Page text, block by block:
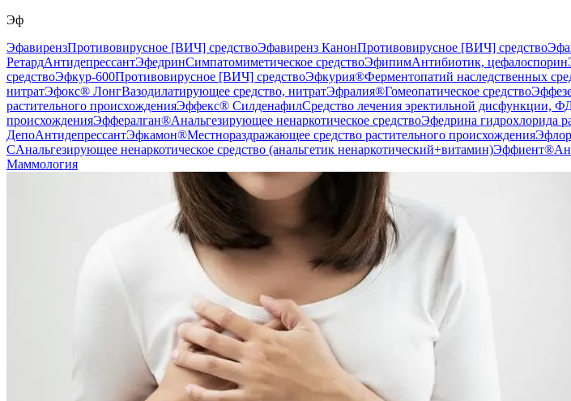
Эф
ЭфавирензПротивовирусное [ВИЧ] средствоЭфавиренз КанонПротивовирусное [ВИЧ] средство
РетардАнтидепрессантЭфедринСимпатомиметическое средствоЭфипимАнтибиотик, цефалоспорин
средствоЭфкур-600Противовирусное [ВИЧ] средствоЭфкурия®Ферментопатий наследственных
нитратЭфокс® ЛонгВазодилатирующее средство, нитратЭфралия®Гомеопатическое средство
растительного происхожденияЭффекс® СилденафилСредство лечения эректильной дисфункции,
происхожденияЭффералган®Анальгезирующее ненаркотическое средствоЭфедрина гидрохлорида
ДепоАнтидепрессантЭфкамон®Местнораздражающее средство растительного происхождения
CАнальгезирующее ненаркотическое средство (анальгетик ненаркотический+витамин)Эффиент®
Маммология